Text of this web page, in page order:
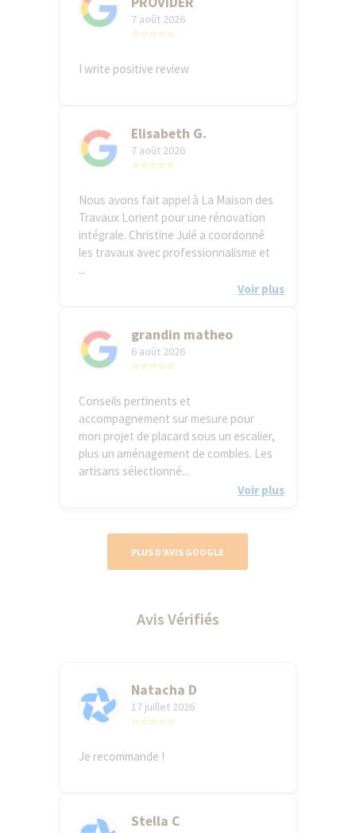
7 août 2026
⭐⭐⭐⭐⭐
I write positive review
Elisabeth G.
7 août 2026
⭐⭐⭐⭐⭐
Nous avons fait appel à La Maison des
Travaux Lorient pour une rénovation
intégrale. Christine Julé a coordonné
les travaux avec professionnalisme et
...
Voir plus
grandin matheo
6 août 2026
⭐⭐⭐⭐⭐
Conseils pertinents et
accompagnement sur mesure pour
mon projet de placard sous un escalier,
plus un aménagement de combles. Les
artisans sélectionné...
Voir plus
PLUS D'AVIS GOOGLE
Avis Vérifiés
Natacha D
17 juillet 2026
⭐⭐⭐⭐⭐
Je recommande !
Stella C